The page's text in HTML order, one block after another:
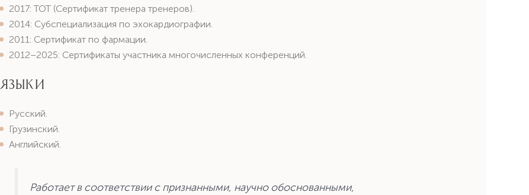
2017: TOT (Сертификат тренера тренеров).
2014: Субспециализация по эхокардиографии.
2011: Сертификат по фармации.
2012–2025: Сертификаты участника многочисленных конференций.
Языки
Русский.
Грузинский.
Английский.
Работает в соответствии с признанными, научно обоснованными,